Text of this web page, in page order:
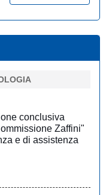
conclusiva
Zaffini"
e di assistenza